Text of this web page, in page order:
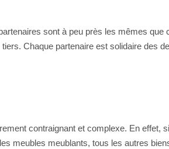
sont à peu près les mêmes
Chaque partenaire est solidaire des
contraignant et complexe. En effet,
meubles meublants, tous les autres